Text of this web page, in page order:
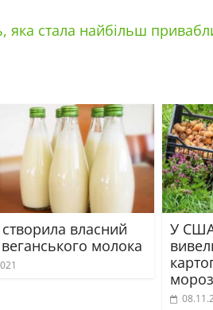
яка стала найбільш
власний
молока
У США